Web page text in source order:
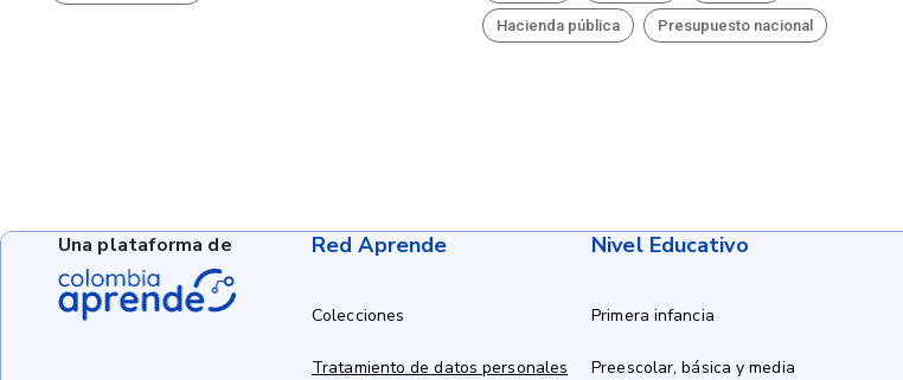
Hacienda pública Presupuesto nacional
Red Aprende
Colecciones
Tratamiento de datos personales
Nivel Educativo
Primera infancia
Preescolar, básica y media
Una plataforma de